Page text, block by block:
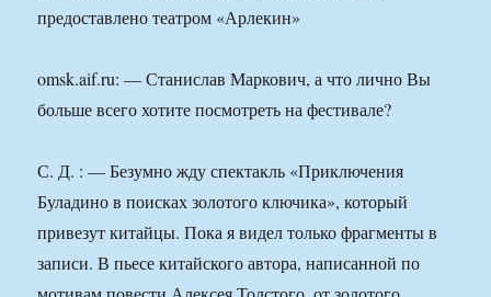
предоставлено театром «Арлекин»
omsk.aif.ru: — Станислав Маркович, а что лично Вы
больше всего хотите посмотреть на фестивале?
С. Д. : — Безумно жду спектакль «Приключения
Буладино в поисках золотого ключика», который
привезут китайцы. Пока я видел только фрагменты в
записи. В пьесе китайского автора, написанной по